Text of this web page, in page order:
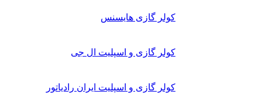
کولر گازی هایسنس
کولر گازی و اسپلیت ال جی
کولر گازی و اسپلیت ایران رادیاتور